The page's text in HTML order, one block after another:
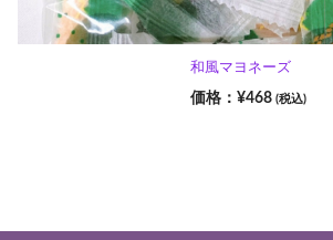
和風マヨネーズ
¥468 (税込)